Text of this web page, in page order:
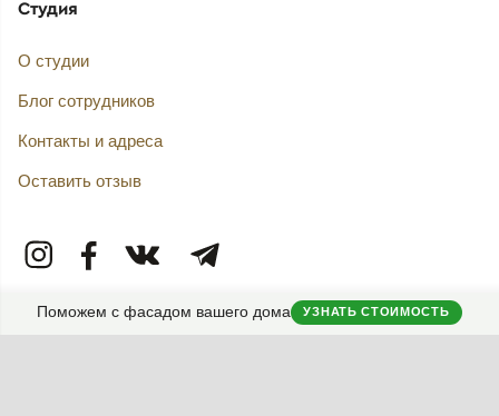
Поможем с фасадом вашего дома УЗНАТЬ СТОИМОСТЬ
Студия
О студии
Блог сотрудников
Контакты и адреса
Оставить отзыв